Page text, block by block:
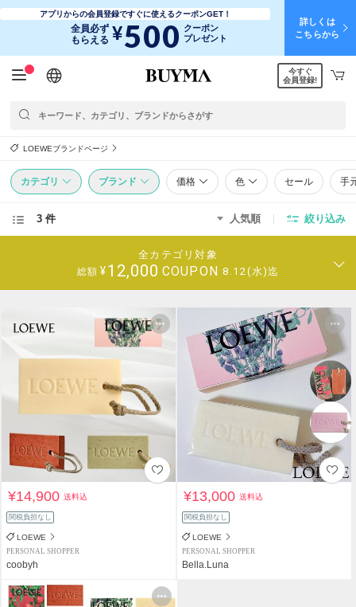
アプリからの会員登録ですぐに使えるクーポンGET！
全員必ず
もらえる ¥500 クーポン
プレゼント
詳しくは
こちらから
日本語
English
简体中文
繁體中文
今すぐ
会員登録!
LOEWEブランドページ
カテゴリ ブランド 価格 色 セール 手
3 件 人気順 絞り込み
全カテゴリ対象
総額 ¥12,000 COUPON 8.12(水)迄
¥14,900送料込
関税負担なし
LOEWE
PERSONAL SHOPPER
coobyh
¥13,000送料込
関税負担なし
LOEWE
PERSONAL SHOPPER
Bella.Luna